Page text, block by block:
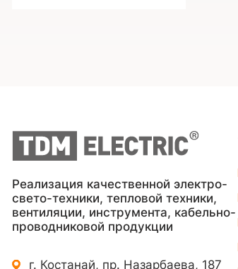
Реализация качественной электро-
свето-техники, тепловой техники,
вентиляции, инструмента, кабельно-
проводниковой продукции
г. Костанай, пр. Назарбаева, 187